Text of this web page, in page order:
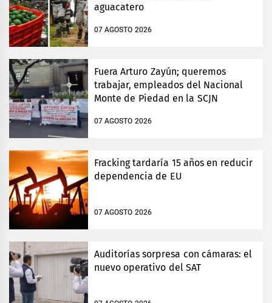
aguacatero
07 AGOSTO 2026
Fuera Arturo Zayún; queremos
trabajar, empleados del Nacional
Monte de Piedad en la SCJN
07 AGOSTO 2026
Fracking tardaría 15 años en reducir
dependencia de EU
07 AGOSTO 2026
Auditorías sorpresa con cámaras: el
nuevo operativo del SAT